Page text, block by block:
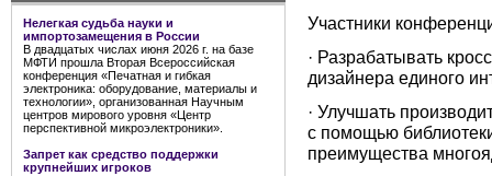
Нелегкая судьба науки и
импортозамещения в России
В двадцатых числах июня 2026 г. на базе
МФТИ прошла Вторая Всероссийская
конференция «Печатная и гибкая
электроника: оборудование, материалы и
технологии», организованная Научным
центров мирового уровня «Центр
перспективной микроэлектроники».
Запрет как средство поддержки
крупнейших игроков
Участники
· Разрабатывать
дизайнера единого
· Улучшать
с помощью
преимущества